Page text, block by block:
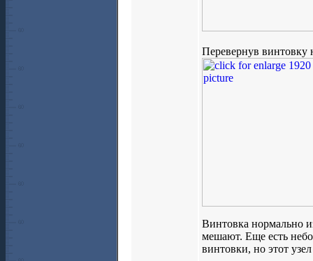
Перевернув винтовку
Винтовка нормально
мешают. Еще есть
винтовки, но этот